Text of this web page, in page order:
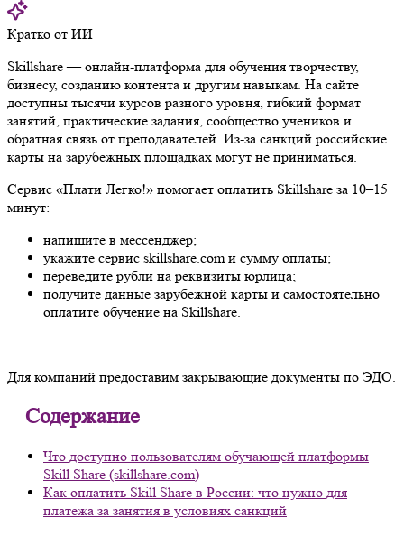
Кратко от ИИ
Skillshare — онлайн-платформа для обучения творчеству,
бизнесу, созданию контента и другим навыкам. На сайте
доступны тысячи курсов разного уровня, гибкий формат
занятий, практические задания, сообщество учеников и
обратная связь от преподавателей. Из-за санкций российские
карты на зарубежных площадках могут не приниматься.
Сервис «Плати Легко!» помогает оплатить Skillshare за 10–15
минут:
напишите в мессенджер;
укажите сервис skillshare.com и сумму оплаты;
переведите рубли на реквизиты юрлица;
получите данные зарубежной карты и самостоятельно
оплатите обучение на Skillshare.
Для компаний предоставим закрывающие документы по ЭДО.
Содержание
Что доступно пользователям обучающей платформы
Skill Share (skillshare.com)
Как оплатить Skill Share в России: что нужно для
платежа за занятия в условиях санкций